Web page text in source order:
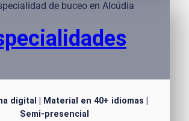
digital | Material en 40+ idiomas |
Semi-presencial